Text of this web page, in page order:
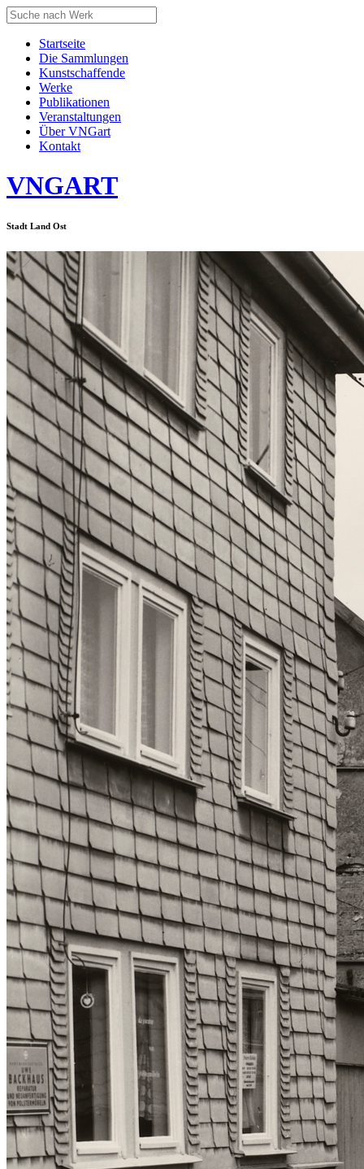
Startseite
Die Sammlungen
Kunstschaffende
Werke
Publikationen
Veranstaltungen
Über VNGart
Kontakt
VNGART
Stadt Land Ost